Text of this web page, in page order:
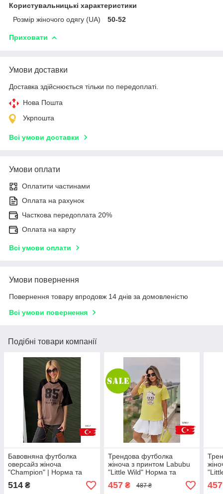
Користувальницькі характеристики
Розмір жіночого одягу (UA)
50-52
Приховати
Умови доставки
Доставка здійснюється тільки по передоплаті.
Нова Пошта
Укрпошта
Всі умови доставки
Умови оплати
Оплатити частинами
Оплата на рахунок
Часткова передоплата 20%
Оплата на карту
Всі умови оплати
Умови повернення
Повернення товару впродовж 14 днів за домовленістю
Всі умови повернення
Подібні товари компанії
Бавовняна футболка
оверсайз жіноча
"Champion" | Норма та
батал
514 ₴
Трендова футболка
жіноча з принтом Labubu
"Little Wild" Норма та
батал
457₴ 487 ₴ 457